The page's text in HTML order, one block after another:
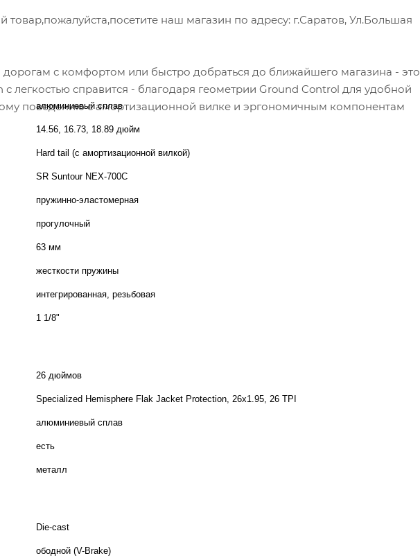
наш магазин по адресу: г.Саратов, Ул.Большая
с комфортом или быстро добраться до ближайшего магазина - это
с легкостью справится - благодаря геометрии Ground Control для удобной
поведению с амортизационной вилке и эргономичным компонентам
алюминиевый сплав
14.56, 16.73, 18.89 дюйм
Hard tail (с амортизационной вилкой)
SR Suntour NEX-700C
пружинно-эластомерная
прогулочный
63 мм
жесткости пружины
интегрированная, резьбовая
1 1/8"
26 дюймов
Specialized Hemisphere Flak Jacket Protection, 26x1.95, 26 TPI
алюминиевый сплав
есть
металл
Die-cast
ободной (V-Brake)